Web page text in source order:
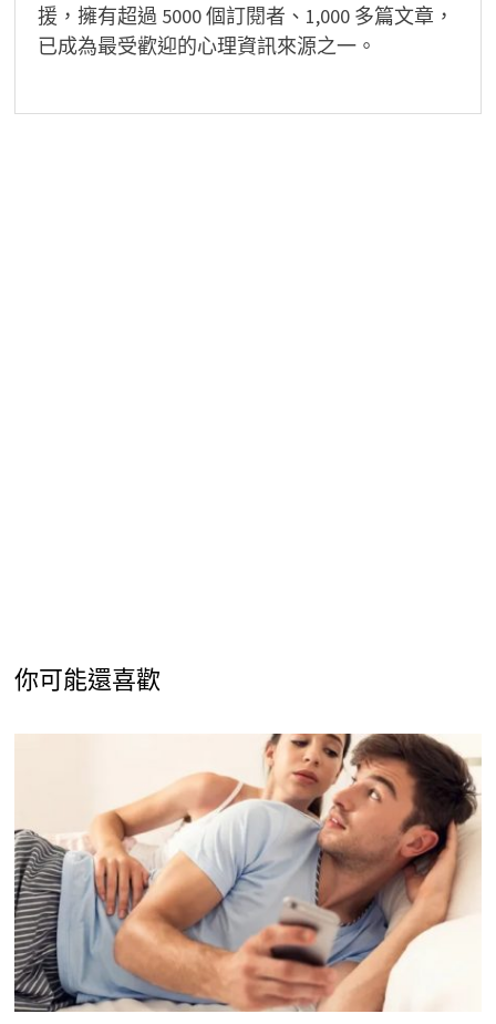
援，擁有超過 5000 個訂閱者、1,000 多篇文章，
已成為最受歡迎的心理資訊來源之一。
你可能還喜歡